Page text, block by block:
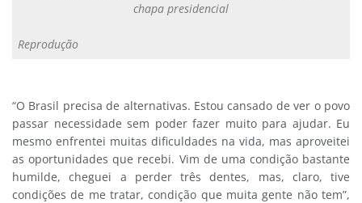
chapa presidencial
Reprodução
“O Brasil precisa de alternativas. Estou cansado de ver o povo
passar necessidade sem poder fazer muito para ajudar. Eu
mesmo enfrentei muitas dificuldades na vida, mas aproveitei
as oportunidades que recebi. Vim de uma condição bastante
humilde, cheguei a perder três dentes, mas, claro, tive
condições de me tratar, condição que muita gente não tem”,